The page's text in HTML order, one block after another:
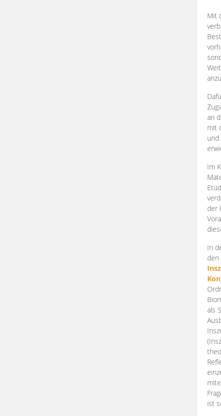
Mit
an
mit
und
Im
der
In
den
als
ist